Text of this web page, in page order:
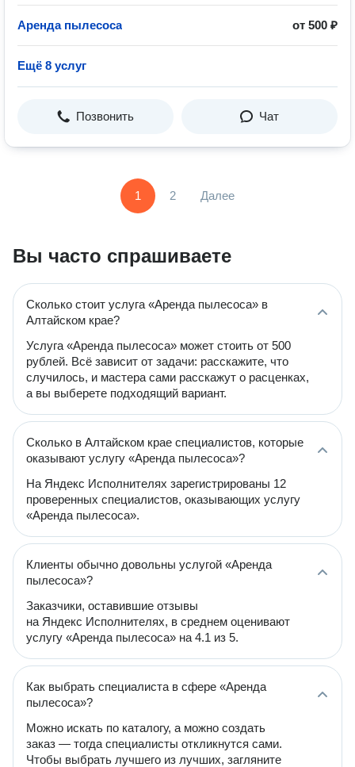
Аренда пылесоса от 500 ₽
Ещё 8 услуг
Позвонить Чат
1 2 Далее
Вы часто спрашиваете
Сколько стоит услуга «Аренда пылесоса» в
Алтайском крае?
Услуга «Аренда пылесоса» может стоить от 500
рублей. Всё зависит от задачи: расскажите, что
случилось, и мастера сами расскажут о расценках,
а вы выберете подходящий вариант.
Сколько в Алтайском крае специалистов, которые
оказывают услугу «Аренда пылесоса»?
На Яндекс Исполнителях зарегистрированы 12
проверенных специалистов, оказывающих услугу
«Аренда пылесоса».
Клиенты обычно довольны услугой «Аренда
пылесоса»?
Заказчики, оставившие отзывы
на Яндекс Исполнителях, в среднем оценивают
услугу «Аренда пылесоса» на 4.1 из 5.
Как выбрать специалиста в сфере «Аренда
пылесоса»?
Можно искать по каталогу, а можно создать
заказ — тогда специалисты откликнутся сами.
Чтобы выбрать лучшего из лучших, загляните